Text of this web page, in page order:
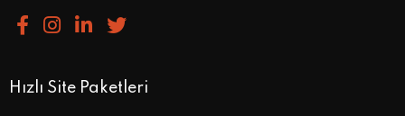
Hızlı Site Paketleri